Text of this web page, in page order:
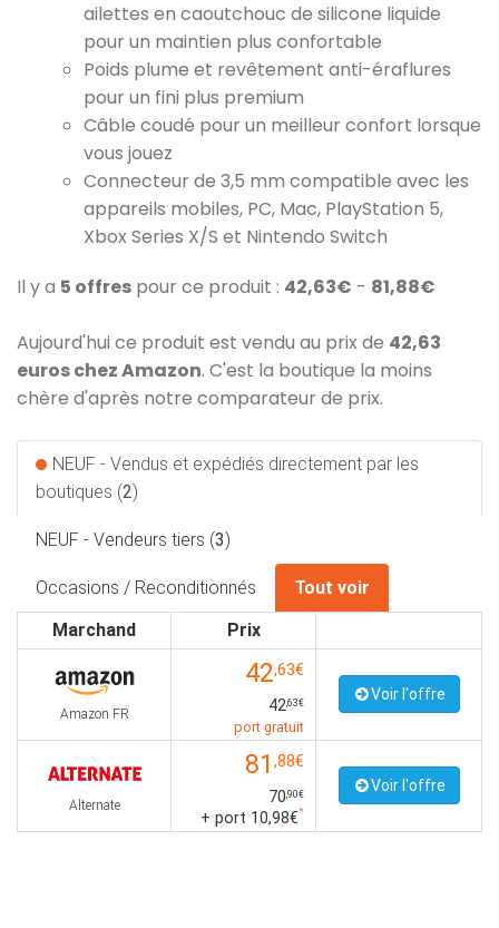
ailettes en caoutchouc de silicone liquide
pour un maintien plus confortable
Poids plume et revêtement anti-éraflures
pour un fini plus premium
Câble coudé pour un meilleur confort lorsque
vous jouez
Connecteur de 3,5 mm compatible avec les
appareils mobiles, PC, Mac, PlayStation 5,
Xbox Series X/S et Nintendo Switch
Il y a 5 offres pour ce produit : 42,63€ - 81,88€
Aujourd'hui ce produit est vendu au prix de 42,63
euros chez Amazon. C'est la boutique la moins
chère d'après notre comparateur de prix.
NEUF - Vendus et expédiés directement par les
boutiques (2)
NEUF - Vendeurs tiers (3)
Occasions / Reconditionnés
Tout voir
Marchand
Prix
Amazon FR
42,63€
42,63€
port gratuit
Voir l'offre
Alternate
81 ,88€
70,90€
+ port 10,98€*
Voir l'offre